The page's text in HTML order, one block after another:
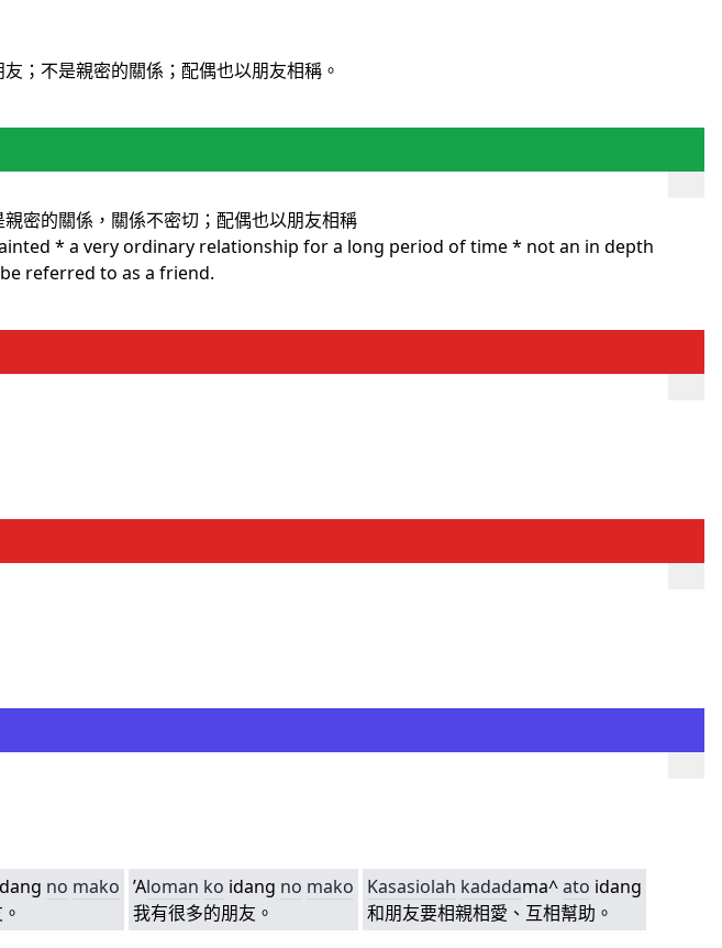
；不是親密的關係；配偶也以朋友相稱。
密的關係，關係不密切；配偶也以朋友相稱
* a very ordinary relationship for a long period of time * not an in depth
referred to as a friend.
no mako ’Aloman ko idang no mako
我有很多的朋友。
Kasasiolah kadadama^ato idang
和朋友要相親相愛、互相幫助。